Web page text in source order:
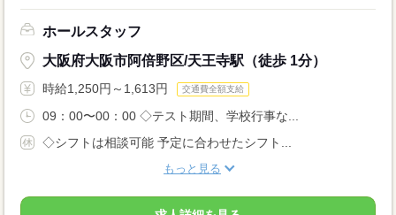
ホールスタッフ
大阪府大阪市阿倍野区/天王寺駅（徒歩 1分）
時給1,250円～1,613円 交通費全額支給
09：00〜00：00 ◇テスト期間、学校行事な...
◇シフトは相談可能 予定に合わせたシフト...
もっと見る